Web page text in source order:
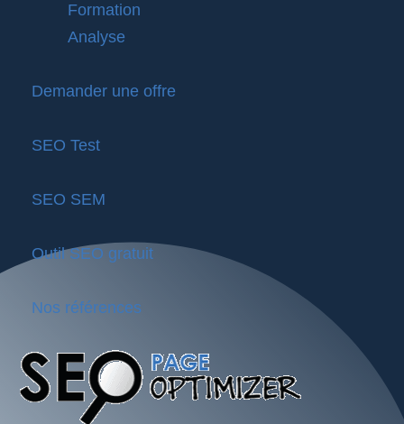
Formation
Analyse
Demander une offre
SEO Test
SEO SEM
Outil SEO gratuit
Nos références